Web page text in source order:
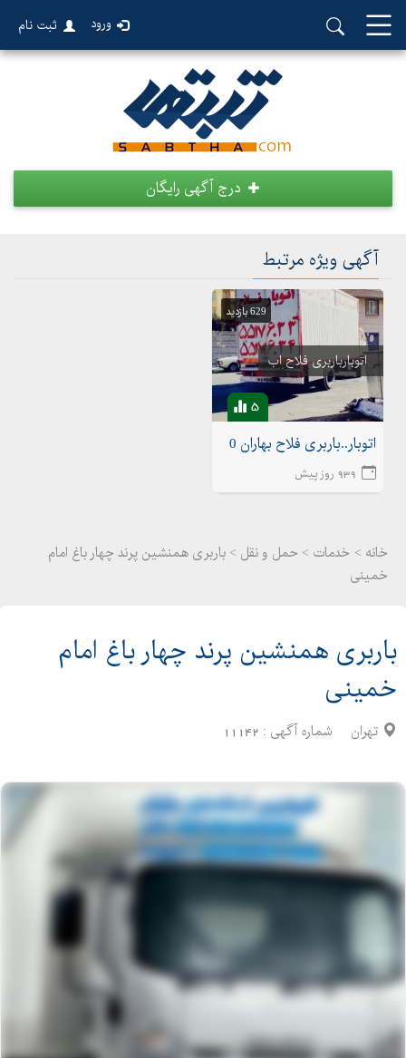
ورود ثبت نام
درج آگهی رایگان
آگهی ویژه مرتبط
629 بازدید
اتوبارباربری فلاح اب
5
اتوبار..باربری فلاح بهاران 02155175020اتوبار شهرک ولیعصر
939 روز پیش
خانه > خدمات > حمل و نقل > باربری همنشین پرند چهار باغ امام
خمینی
باربری همنشین پرند چهار باغ امام
خمینی
تهران شماره آگهی : 11142